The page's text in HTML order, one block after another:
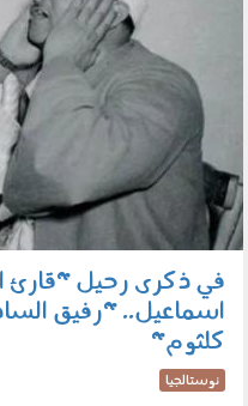
في ذكرى رحيل
اسماعيل.. "رفيق
كلثوم"
نوستالجيا